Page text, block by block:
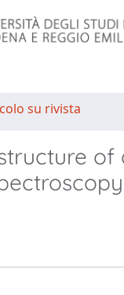
su rivista
of